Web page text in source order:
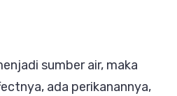
sumber air, maka
ada perikanannya,